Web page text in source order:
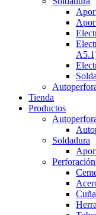
Tienda
Productos
Soldadura